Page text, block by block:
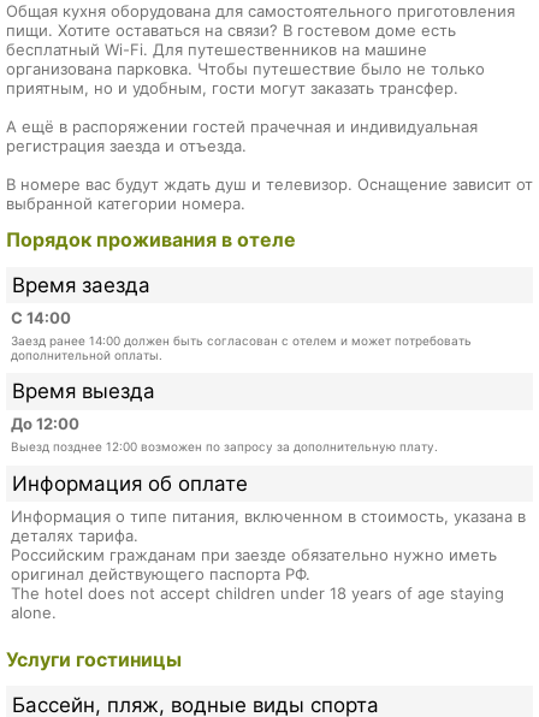
Общая кухня оборудована для самостоятельного приготовления
пищи. Хотите оставаться на связи? В гостевом доме есть
бесплатный Wi-Fi. Для путешественников на машине
организована парковка. Чтобы путешествие было не только
приятным, но и удобным, гости могут заказать трансфер.
А ещё в распоряжении гостей прачечная и индивидуальная
регистрация заезда и отъезда.
В номере вас будут ждать душ и телевизор. Оснащение зависит от
выбранной категории номера.
Порядок проживания в отеле
Время заезда
С 14:00
Заезд ранее 14:00 должен быть согласован с отелем и может потребовать
дополнительной оплаты.
Время выезда
До 12:00
Выезд позднее 12:00 возможен по запросу за дополнительную плату.
Информация об оплате
Информация о типе питания, включенном в стоимость, указана в
деталях тарифа.
Российским гражданам при заезде обязательно нужно иметь
оригинал действующего паспорта РФ.
The hotel does not accept children under 18 years of age staying
alone.
Услуги гостиницы
Бассейн, пляж, водные виды спорта